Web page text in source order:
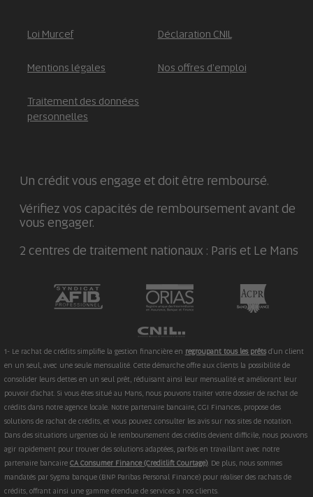
Loi Murcef Déclaration CNIL
Mentions légales Nos offres d'emploi
Traitement des données
personnelles
Un crédit vous engage et doit être remboursé.
Vérifiez vos capacités de remboursement avant de
vous engager.
2 centres de traitement nationaux : Paris et Le Mans
1- Le rachat de crédits simplifie la gestion financière en regroupant tous les prêtsd'un client
en un seul, avec une seule mensualité. Cette démarche offre aux clients la possibilité de
consolider leurs dettes en un seul prêt, réduisant ainsi leur mensualité et améliorant leur
pouvoir d'achat. Si vous êtes situé au Mans, nous pouvons traiter votre dossier de rachat de
crédits dans notre agence locale. Notre partenaire bancaire, CGI Finances, propose des
solutions de rachat de crédits, et vous pouvez consulter les avis sur nos sites de notation.
Dans des situations urgentes où le remboursement des crédits devient difficile, nous pouvons
agir rapidement pour trouver des solutions adaptées, parfois en travaillant avec notre
partenaire bancaire CA Consumer Finance (Creditlift Courtage). De plus, nous sommes
mandatés par Sygma banque (BNP Paribas Personal Finance) pour réaliser des rachats de
crédits, offrant ainsi une gamme étendue de services à nos clients.